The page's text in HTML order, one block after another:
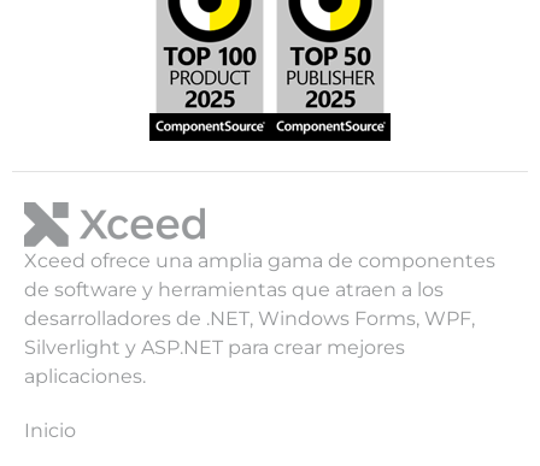
Xceed ofrece una amplia gama de componentes
de software y herramientas que atraen a los
desarrolladores de .NET, Windows Forms, WPF,
Silverlight y ASP.NET para crear mejores
aplicaciones.
Inicio